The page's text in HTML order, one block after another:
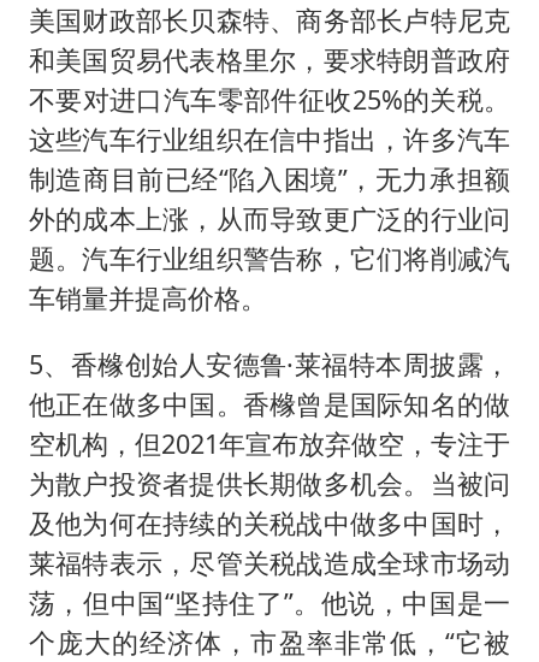
美国财政部长贝森特、商务部长卢特尼克
和美国贸易代表格里尔，要求特朗普政府
不要对进口汽车零部件征收25%的关税。
这些汽车行业组织在信中指出，许多汽车
制造商目前已经“陷入困境”，无力承担额
外的成本上涨，从而导致更广泛的行业问
题。汽车行业组织警告称，它们将削减汽
车销量并提高价格。
5、香橼创始人安德鲁·莱福特本周披露，
他正在做多中国。香橼曾是国际知名的做
空机构，但2021年宣布放弃做空，专注于
为散户投资者提供长期做多机会。当被问
及他为何在持续的关税战中做多中国时，
莱福特表示，尽管关税战造成全球市场动
荡，但中国“坚持住了”。他说，中国是一
个庞大的经济体，市盈率非常低，“它被